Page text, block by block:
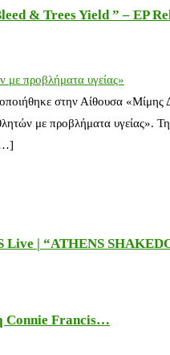
& Trees Yield ” – EP
με προβλήματα υγείας»
στην Αίθουσα
με προβλήματα υγείας».
Live | “ATHENS
Connie Francis…